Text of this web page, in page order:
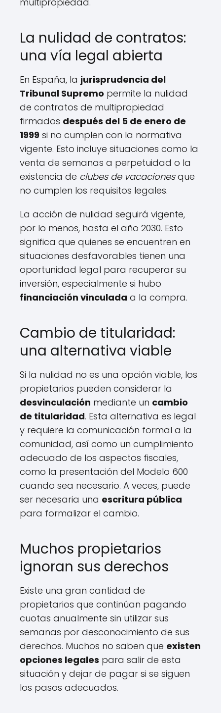
La nulidad de contratos:
una vía legal abierta
En España, la jurisprudencia del
Tribunal Supremo permite la nulidad
de contratos de multipropiedad
firmados después del 5 de enero de
1999 si no cumplen con la normativa
vigente. Esto incluye situaciones como la
venta de semanas a perpetuidad o la
existencia de clubes de vacacionesque
no cumplen los requisitos legales.
La acción de nulidad seguirá vigente,
por lo menos, hasta el año 2030. Esto
significa que quienes se encuentren en
situaciones desfavorables tienen una
oportunidad legal para recuperar su
inversión, especialmente si hubo
financiación vinculada a la compra.
Cambio de titularidad:
una alternativa viable
Si la nulidad no es una opción viable, los
propietarios pueden considerar la
desvinculación mediante un cambio
de titularidad. Esta alternativa es legal
y requiere la comunicación formal a la
comunidad, así como un cumplimiento
adecuado de los aspectos fiscales,
como la presentación del Modelo 600
cuando sea necesario. A veces, puede
ser necesaria una escritura pública
para formalizar el cambio.
Muchos propietarios
ignoran sus derechos
Existe una gran cantidad de
propietarios que continúan pagando
cuotas anualmente sin utilizar sus
semanas por desconocimiento de sus
derechos. Muchos no saben que existen
opciones legales para salir de esta
situación y dejar de pagar si se siguen
los pasos adecuados.